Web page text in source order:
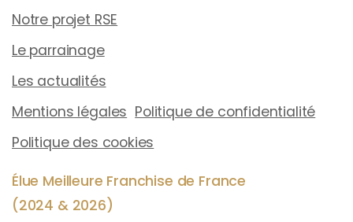
Notre projet RSE
Le parrainage
Les actualités
Mentions légales Politique de confidentialité
Politique des cookies
Élue Meilleure Franchise de France
(2024 & 2026)